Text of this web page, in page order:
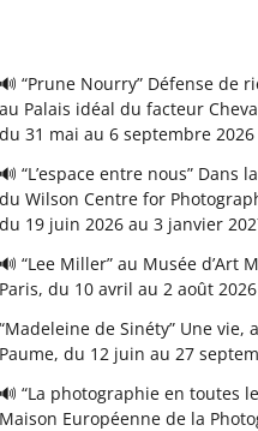
🔊 “Prune Nourry” Défense de
au Palais idéal du facteur
du 31 mai au 6 septembre 2026
🔊 “L’espace entre nous” Dans
du Wilson Centre for
du 19 juin 2026 au 3 janvier
🔊 “Lee Miller” au Musée d’Art
Paris, du 10 avril au 2 août 2026
“Madeleine de Sinéty” Une vie,
Paume, du 12 juin au 27
🔊 “La photographie en toutes
Maison Européenne de la